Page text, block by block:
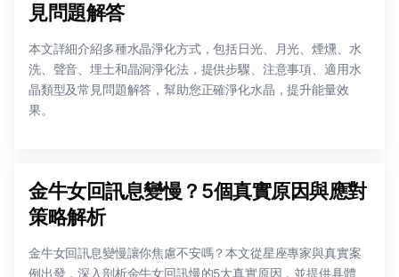
見問題解答
本文詳細介紹多種水晶淨化方式，包括日光、月光、煙燻、水
洗、聲音、埋土和晶洞淨化法，提供步驟、注意事項、適用水
晶類型及常見問題解答，幫助您正確淨化水晶，提升能量效
果。
金牛女回訊息變慢？5個真實原因與應對
策略解析
金牛女回訊息變慢讓你焦慮不安嗎？本文從星座專家與真實案
例出發，深入剖析金牛女回訊慢的5大真實原因，並提供具體、